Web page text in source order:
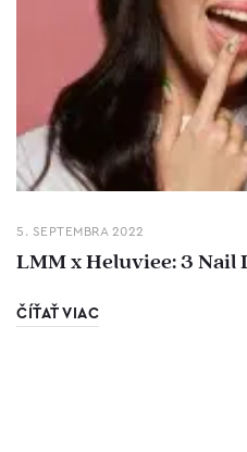
5. SEPTEMBRA 2022
LMM x Heluviee: 3 Nail
ČÍŤAŤ VIAC